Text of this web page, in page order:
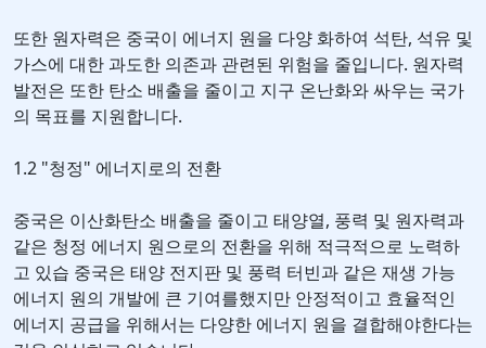
또한 원자력은 중국이 에너지 원을 다양 화하여 석탄, 석유 및
가스에 대한 과도한 의존과 관련된 위험을 줄입니다. 원자력
발전은 또한 탄소 배출을 줄이고 지구 온난화와 싸우는 국가
의 목표를 지원합니다.
1.2 "청정" 에너지로의 전환
중국은 이산화탄소 배출을 줄이고 태양열, 풍력 및 원자력과
같은 청정 에너지 원으로의 전환을 위해 적극적으로 노력하
고 있습 중국은 태양 전지판 및 풍력 터빈과 같은 재생 가능
에너지 원의 개발에 큰 기여를했지만 안정적이고 효율적인
에너지 공급을 위해서는 다양한 에너지 원을 결합해야한다는